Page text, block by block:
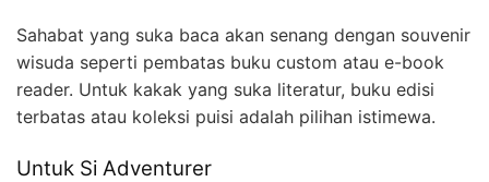
Sahabat yang suka baca akan senang dengan souvenir
wisuda seperti pembatas buku custom atau e-book
reader. Untuk kakak yang suka literatur, buku edisi
terbatas atau koleksi puisi adalah pilihan istimewa.
Untuk Si Adventurer